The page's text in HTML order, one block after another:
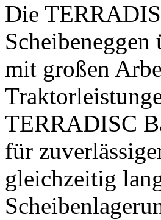
Die
mit großen
TERRADISC
für
gleichzeitig